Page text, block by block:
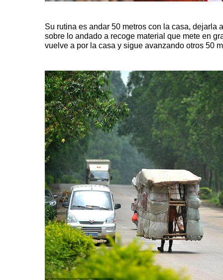
Su rutina es andar 50 metros con la casa, dejarla
sobre lo andado a recoge material que mete en
vuelve a por la casa y sigue avanzando otros 50